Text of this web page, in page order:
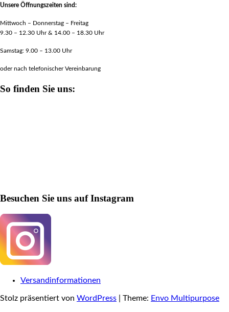
Unsere Öffnungszeiten sind:
Mittwoch – Donnerstag – Freitag
9.30 – 12.30 Uhr & 14.00 – 18.30 Uhr
Samstag: 9.00 – 13.00 Uhr
oder nach telefonischer Vereinbarung
So finden Sie uns:
Besuchen Sie uns auf Instagram
Versandinformationen
Stolz präsentiert von WordPress Theme: Envo Multipurpose